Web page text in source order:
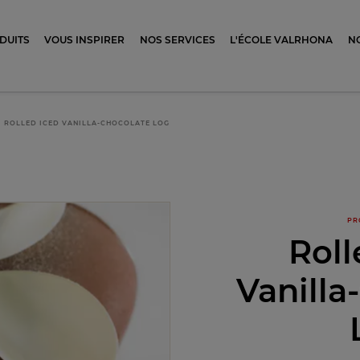
VOUS INSPIRER NOS SERVICES L'ÉCOLE VALRHONA
ROLLED ICED VANILLA-CHOCOLATE LOG